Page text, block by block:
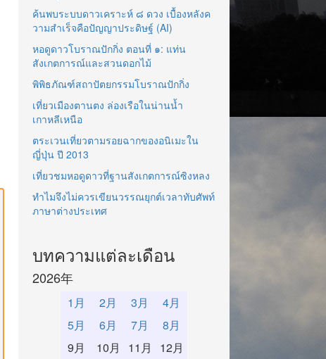
ค้นพบระบบดาวเคราะห์ ๘ ดวง เบื้องหลังค
วามสำเร็จคือปัญญาประดิษฐ์ (AI)
หอดูดาวโบราณปักกิ่ง ตอนที่ ๑: แท่น
สังเกตการณ์และสวนดอกไม้
พิพิธภัณฑ์สถาปัตยกรรมโบราณปักกิ่ง
เที่ยวเมืองตานตง ล่องเรือในน่านน้ำ
เกาหลีเหนือ
ตระเวนเที่ยวตามรอยฉากของอนิเมะใน
ญี่ปุ่น ปี 2013
เที่ยวชมหอดูดาวที่ฐานสังเกตการณ์ซิงหลง
ทำไมจึงไม่ควรเขียนวรรณยุกต์เวลาทับศัพท์
ภาษาต่างประเทศ
บทความแต่ละเดือน
2026年
1月 2月 3月
4月
5月
6月 7月
8月
9月
10月 11月 12月